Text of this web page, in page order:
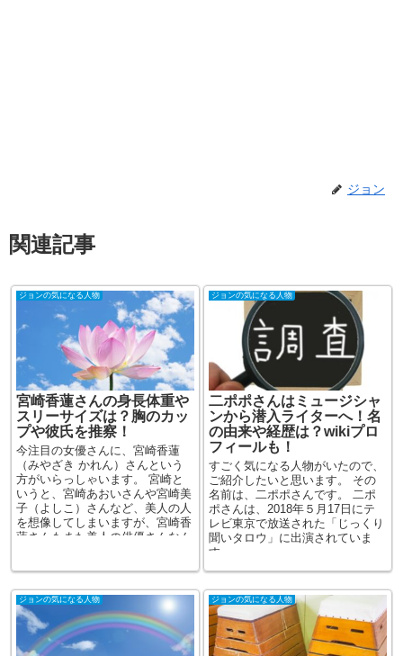
ジョン
関連記事
ジョンの気になる人物
宮崎香蓮さんの身長体重や
スリーサイズは？胸のカッ
プや彼氏を推察！
今注目の女優さんに、宮崎香蓮
（みやざき かれん）さんという
方がいらっしゃいます。 宮崎と
いうと、宮崎あおいさんや宮崎美
子（よしこ）さんなど、美人の人
を想像してしまいますが、宮崎香
蓮さんもまた美人の俳優さんなん
ジョンの気になる人物
二ポポさんはミュージシャ
ンから潜入ライターへ！名
の由来や経歴は？wikiプロ
フィールも！
すごく気になる人物がいたので、
ご紹介したいと思います。 その
名前は、二ポポさんです。 二ポ
ポさんは、2018年５月17日にテ
レビ東京で放送された「じっくり
聞いタロウ」に出演されていま
す。 ...
ジョンの気になる人物 ジョンの気になる人物